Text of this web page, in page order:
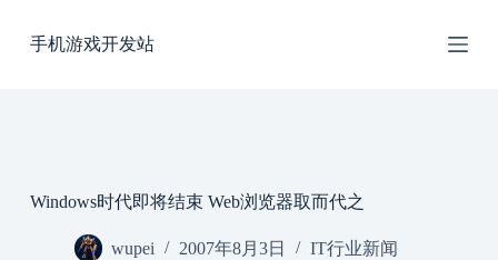
过
手机游戏开发站
Windows时代即将结束 Web浏览器取而代之
wupei 2007年8月3日 IT行业新闻